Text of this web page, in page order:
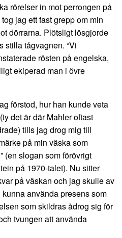
rörelser in mot perrongen på
jag ett fast grepp om min
dörrarna. Plötsligt lösgjorde
stilla tågvagnen. “Vi
rösten på engelska,
ekiperad man i övre
förstod, hur han kunde veta
det är där Mahler oftast
tills jag drog mig till
på min väska som
(en slogan som förövrigt
på 1970-talet). Nu sitter
på väskan och jag skulle av
använda presens som
som skildras ådrog sig för
tvungen att använda